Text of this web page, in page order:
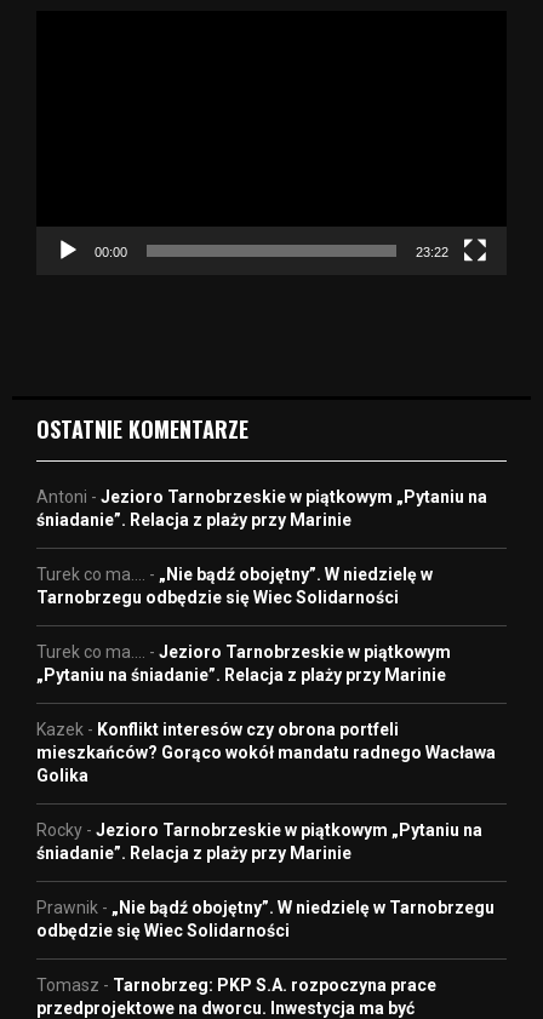
c
00:00 23:22
OSTATNIE KOMENTARZE
Antoni - Jezioro Tarnobrzeskie w piątkowym „Pytaniu na
śniadanie”. Relacja z plaży przy Marinie
Turek co ma.... - „Nie bądź obojętny”. W niedzielę w
Tarnobrzegu odbędzie się Wiec Solidarności
Turek co ma.... - Jezioro Tarnobrzeskie w piątkowym
„Pytaniu na śniadanie”. Relacja z plaży przy Marinie
Kazek - Konflikt interesów czy obrona portfeli
mieszkańców? Gorąco wokół mandatu radnego Wacława
Golika
Rocky - Jezioro Tarnobrzeskie w piątkowym „Pytaniu na
śniadanie”. Relacja z plaży przy Marinie
Prawnik - „Nie bądź obojętny”. W niedzielę w Tarnobrzegu
odbędzie się Wiec Solidarności
Tomasz - Tarnobrzeg: PKP S.A. rozpoczyna prace
przedprojektowe na dworcu. Inwestycja ma być